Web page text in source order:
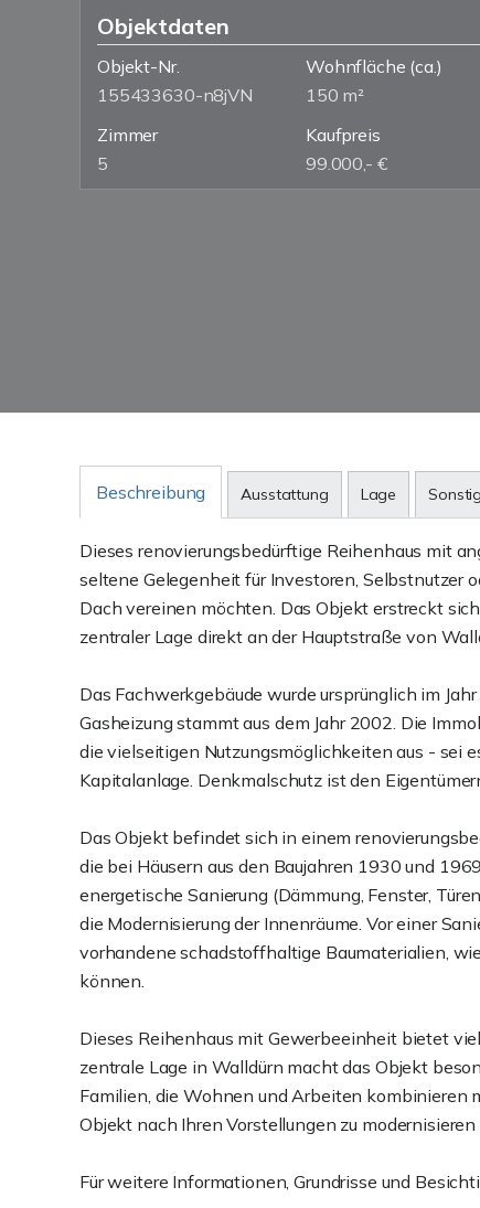
Objektdaten
Objekt-Nr.
155433630-n8jVN
Wohnfläche (ca.)
150 m²
Zimmer
5
Kaufpreis
99.000,- €
Beschreibung Ausstattung Lage
Dieses renovierungsbedürftige Reihenhaus mit
seltene Gelegenheit für Investoren, Selbstnutzer
Dach vereinen möchten. Das Objekt erstreckt
zentraler Lage direkt an der Hauptstraße von
Das Fachwerkgebäude wurde ursprünglich im
Gasheizung stammt aus dem Jahr 2002. Die
die vielseitigen Nutzungsmöglichkeiten aus - sei
Kapitalanlage. Denkmalschutz ist den
Das Objekt befindet sich in einem
die bei Häusern aus den Baujahren 1930 und
energetische Sanierung (Dämmung, Fenster,
die Modernisierung der Innenräume. Vor einer
vorhandene schadstoffhaltige Baumaterialien,
können.
Dieses Reihenhaus mit Gewerbeeinheit bietet
zentrale Lage in Walldürn macht das Objekt
Familien, die Wohnen und Arbeiten kombinieren
Objekt nach Ihren Vorstellungen zu modernisieren
Für weitere Informationen, Grundrisse und